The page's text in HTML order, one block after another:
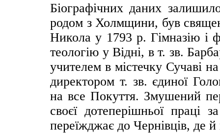
Біографічних даних
родом з Холмщини, був
Никола у 1793 р. Гімназію і
теологію у Відні, в т. зв.
учителем в містечку Сучаві
директором т. зв. єдиної
на все Покуття. Змушений
своєї дотеперішньої праці
переїжджає до Чернівців, де